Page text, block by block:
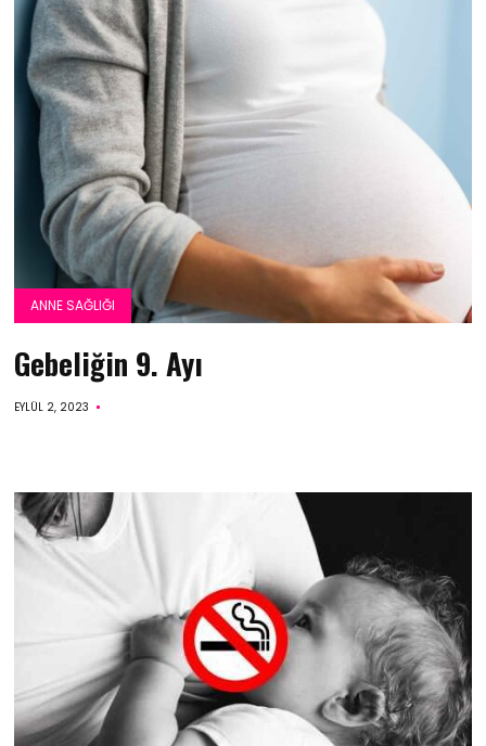
ANNE SAĞLIĞI
Gebeliğin 9. Ayı
EYLÜL 2, 2023